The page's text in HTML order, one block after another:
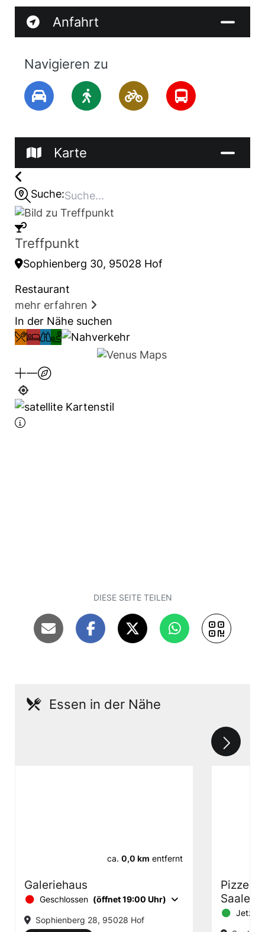
Anfahrt
Navigieren zu
Karte
Suche:
Treffpunkt
Sophienberg 30, 95028 Hof
Restaurant
mehr erfahren
In der Nähe suchen
DIESE SEITE TEILEN
Essen in der Nähe
ca. 0,0 km entfernt
Galeriehaus
Geschlossen (öffnet 19:00 Uhr)
Sophienberg 28, 95028 Hof
Saale
Jetzt